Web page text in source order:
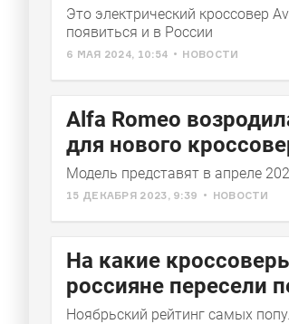
Это электрический кроссовер
появиться и в России
6 МАЯ 2024, 10:54 НОВОСТИ
Alfa Romeo
для нового
Модель представят в апреле
15 ДЕКАБРЯ 2023, 9:39 НОВОСТИ
На какие
россияне пересели
Ноябрьский рейтинг самых